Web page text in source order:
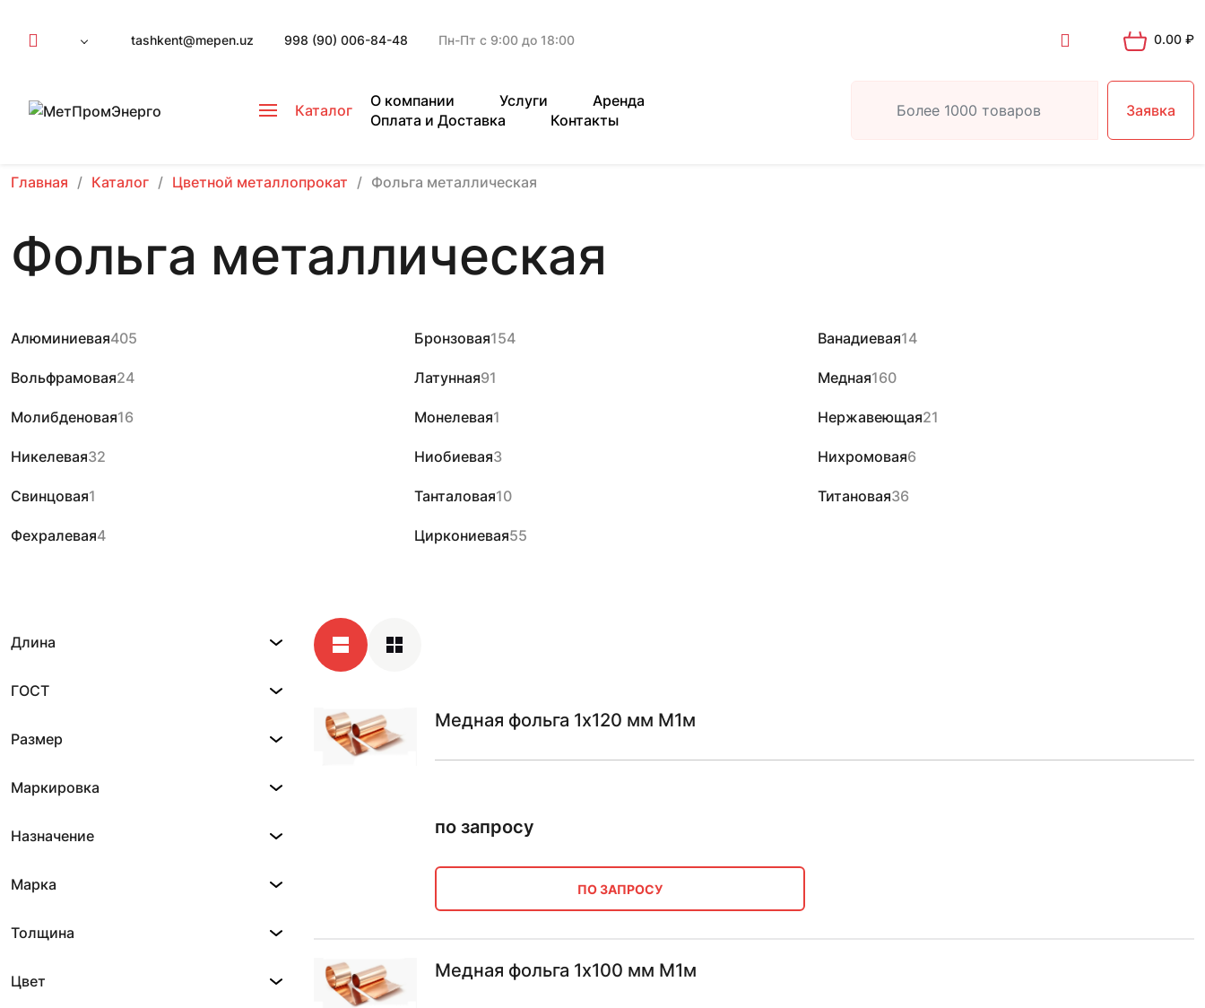
tashkent@mepen.uz 998 (90) 006-84-48 Пн-Пт с 9:00 до 18:00 0.00 ₽
Каталог
О компании Услуги
Аренда
Оплата и Доставка
Контакты
Заявка
Главная Каталог Цветной металлопрокат Фольга металлическая
Фольга металлическая
Алюминиевая405 Бронзовая154 Ванадиевая14
Вольфрамовая24 Латунная91 Медная160
Молибденовая16 Монелевая1 Нержавеющая21
Никелевая32 Ниобиевая3 Нихромовая6
Свинцовая1 Танталовая10 Титановая36
Фехралевая4 Циркониевая55
Длина
ГОСТ
Размер
Маркировка
Назначение
Марка
Толщина
Цвет
Медная фольга 1х120 мм М1м
по запросу
ПО ЗАПРОСУ
Медная фольга 1х100 мм М1м